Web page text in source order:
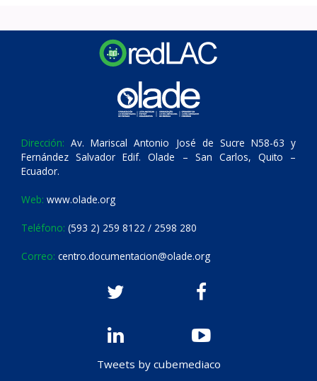
Dirección: Av. Mariscal Antonio José de Sucre N58-63 y
Fernández Salvador Edif. Olade – San Carlos, Quito –
Ecuador.
Web: www.olade.org
Teléfono: (593 2) 259 8122 / 2598 280
Correo: centro.documentacion@olade.org
Tweets by cubemediaco